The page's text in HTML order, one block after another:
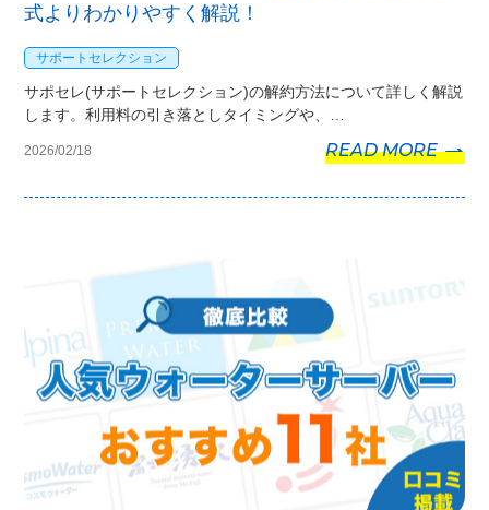
式よりわかりやすく解説！
サポートセレクション
サポセレ(サポートセレクション)の解約方法について詳しく解説
します。利用料の引き落としタイミングや、…
2026/02/18 READ MORE